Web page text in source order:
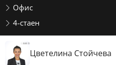
Цветелина Стойчева
Офис
4-стаен
© GALIANO ESTATESЗМИП
С помощта на